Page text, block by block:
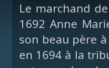
Le marchand
1692 Anne
son beau père
en 1694 à la